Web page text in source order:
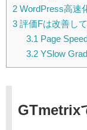
2 WordPress高速
3 評価Fは改善し
3.1 Page
3.2YSlow
GTmetrix